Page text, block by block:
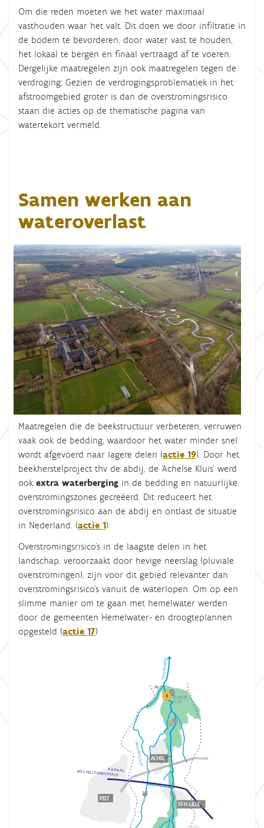
Om die reden moeten we het water maximaal
vasthouden waar het valt. Dit doen we door infiltratie in
de bodem te bevorderen, door water vast te houden,
het lokaal te bergen en finaal vertraagd af te voeren.
Dergelijke maatregelen zijn ook maatregelen tegen de
verdroging; Gezien de verdrogingsproblematiek in het
afstroomgebied groter is dan de overstromingsrisico
staan die acties op de thematische pagina van
watertekort vermeld.
Samen werken aan
wateroverlast
Maatregelen die de beekstructuur verbeteren, verruwen
vaak ook de bedding, waardoor het water minder snel
wordt afgevoerd naar lagere delen (actie 19). Door het
beekherstelproject thv de abdij, de 'Achelse Kluis' werd
ook extra waterberging in de bedding en natuurlijke
overstromingszones gecreëerd. Dit reduceert het
overstromingsrisico aan de abdij en ontlast de situatie
in Nederland. (actie 1)
Overstromingsrisico’s in de laagste delen in het
landschap, veroorzaakt door hevige neerslag (pluviale
overstromingen), zijn voor dit gebied relevanter dan
overstromingsrisico’s vanuit de waterlopen. Om op een
slimme manier om te gaan met hemelwater werden
door de gemeenten Hemelwater- en droogteplannen
opgesteld (actie 17)
PELT
ACHEL
ST-H-LILLE
ACHELSE
KLUIS
TONGELREEP
KANAAL
BOCHOLT-HERENTALS
PRINSENLOOP
N71
1